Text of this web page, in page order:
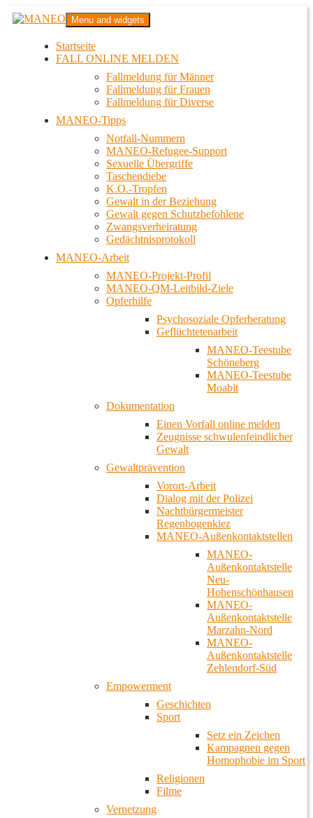
Zum
InhaltMANEO
Das schwule Anti-Gewalt-Projekt in Berlin
Menu and widgets
Startseite
FALL ONLINE MELDEN
Fallmeldung für Männer
Fallmeldung für Frauen
Fallmeldung für Diverse
MANEO-Tipps
Notfall-Nummern
MANEO-Refugee-Support
Sexuelle Übergriffe
Taschendiebe
K.O.-Tropfen
Gewalt in der Beziehung
Gewalt gegen Schutzbefohlene
Zwangsverheiratung
Gedächtnisprotokoll
MANEO-Arbeit
MANEO-Projekt-Profil
MANEO-QM-Leitbild-Ziele
Opferhilfe
Psychosoziale Opferberatung
Geflüchtetenarbeit
MANEO-Teestube
Schöneberg
MANEO-Teestube
Moabit
Dokumentation
Einen Vorfall online melden
Zeugnisse schwulenfeindlicher
Gewalt
Gewaltprävention
Vorort-Arbeit
Dialog mit der Polizei
Nachtbürgermeister
Regenbogenkiez
MANEO-Außenkontaktstellen
MANEO-
Außenkontaktstelle
Neu-
Hohenschönhausen
MANEO-
Außenkontaktstelle
Marzahn-Nord
MANEO-
Außenkontaktstelle
Zehlendorf-Süd
Empowerment
Geschichten
Sport
Setz ein Zeichen
Kampagnen gegen
Homophobie im Sport
Religionen
Filme
Vernetzung